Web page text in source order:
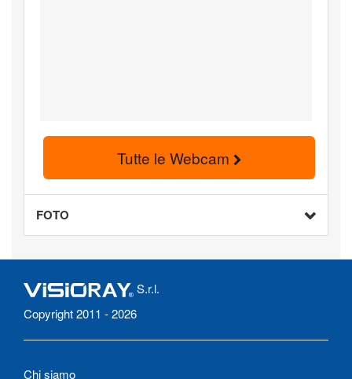
Tutte le Webcam
FOTO
S.r.l.
Copyright 2011 - 2026
Chi siamo